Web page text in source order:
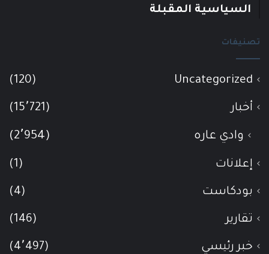
السياسية المقبلة
تصنيفات
Uncategorized
(120)
أخبار (15٬721)
وادي عاره (2٬954)
إعلانات (1)
بودكاست (4)
تقارير (146)
خبر رئيسي (4٬497)